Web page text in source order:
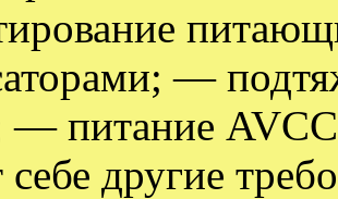
—
питание AVCC
себе другие